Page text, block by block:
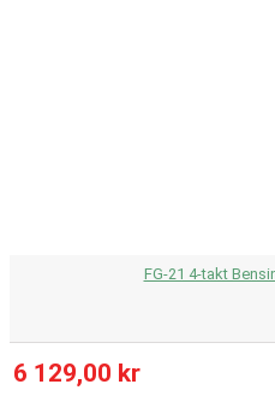
FG-21 4-takt
6 129,00 kr